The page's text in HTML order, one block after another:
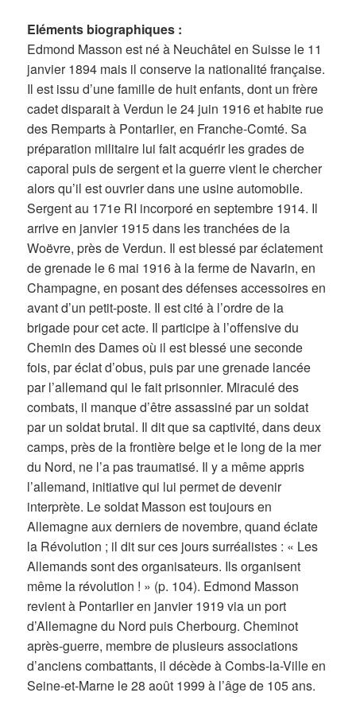
Eléments biographiques :
Edmond Masson est né à Neuchâtel en Suisse le 11
janvier 1894 mais il conserve la nationalité française.
Il est issu d’une famille de huit enfants, dont un frère
cadet disparait à Verdun le 24 juin 1916 et habite rue
des Remparts à Pontarlier, en Franche-Comté. Sa
préparation militaire lui fait acquérir les grades de
caporal puis de sergent et la guerre vient le chercher
alors qu’il est ouvrier dans une usine automobile.
Sergent au 171e RI incorporé en septembre 1914. Il
arrive en janvier 1915 dans les tranchées de la
Woëvre, près de Verdun. Il est blessé par éclatement
de grenade le 6 mai 1916 à la ferme de Navarin, en
Champagne, en posant des défenses accessoires en
avant d’un petit-poste. Il est cité à l’ordre de la
brigade pour cet acte. Il participe à l’offensive du
Chemin des Dames où il est blessé une seconde
fois, par éclat d’obus, puis par une grenade lancée
par l’allemand qui le fait prisonnier. Miraculé des
combats, il manque d’être assassiné par un soldat
par un soldat brutal. Il dit que sa captivité, dans deux
camps, près de la frontière belge et le long de la mer
du Nord, ne l’a pas traumatisé. Il y a même appris
l’allemand, initiative qui lui permet de devenir
interprète. Le soldat Masson est toujours en
Allemagne aux derniers de novembre, quand éclate
la Révolution ; il dit sur ces jours surréalistes : « Les
Allemands sont des organisateurs. Ils organisent
même la révolution ! » (p. 104). Edmond Masson
revient à Pontarlier en janvier 1919 via un port
d’Allemagne du Nord puis Cherbourg. Cheminot
après-guerre, membre de plusieurs associations
d’anciens combattants, il décède à Combs-la-Ville en
Seine-et-Marne le 28 août 1999 à l’âge de 105 ans.